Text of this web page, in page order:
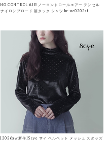
NO CONTROL AIR ノーコントロールエアー テンセル
ナイロンブロード 裾タック シャツ hr-nc0303sf
[2026aw新作]Scye サイ ベルベット メッシュ スタッズ